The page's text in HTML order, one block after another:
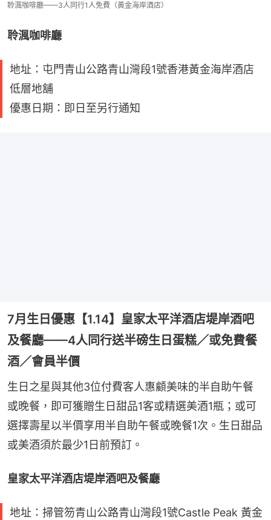
聆渢咖啡廳——3人同行1人免費（黃金海岸酒店）
聆渢咖啡廳
地址：屯門青山公路青山灣段1號香港黃金海岸酒店
低層地舖
優惠日期：即日至另行通知
7月生日優惠【1.14】皇家太平洋酒店堤岸酒吧
及餐廳——4人同行送半磅生日蛋糕／或免費餐
酒／會員半價
生日之星與其他3位付費客人惠顧美味的半自助午餐
或晚餐，即可獲贈生日甜品1客或精選美酒1瓶；或可
選擇壽星以半價享用半自助午餐或晚餐1次。生日甜品
或美酒須於最少1日前預訂。
皇家太平洋酒店堤岸酒吧及餐廳
地址：掃管笏青山公路青山灣段1號Castle Peak 黃金